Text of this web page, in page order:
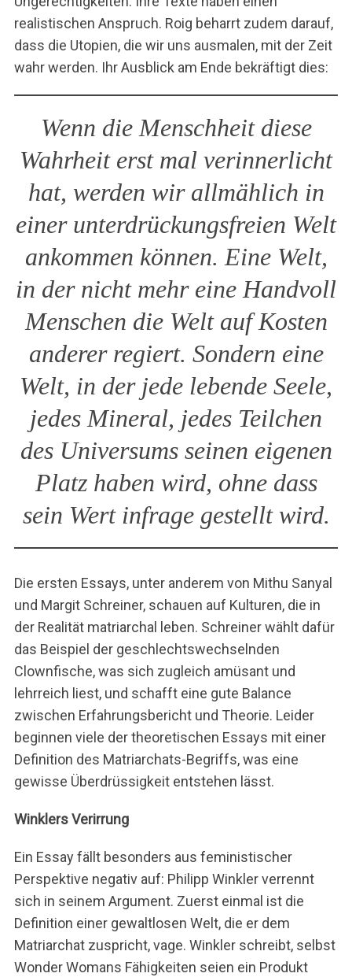
realistischen Anspruch. Roig beharrt zudem darauf,
dass die Utopien, die wir uns ausmalen, mit der Zeit
wahr werden. Ihr Ausblick am Ende bekräftigt dies:
Wenn die Menschheit diese
Wahrheit erst mal verinnerlicht
hat, werden wir allmählich in
einer unterdrückungsfreien Welt
ankommen können. Eine Welt,
in der nicht mehr eine Handvoll
Menschen die Welt auf Kosten
anderer regiert. Sondern eine
Welt, in der jede lebende Seele,
jedes Mineral, jedes Teilchen
des Universums seinen eigenen
Platz haben wird, ohne dass
sein Wert infrage gestellt wird.
Die ersten Essays, unter anderem von Mithu Sanyal
und Margit Schreiner, schauen auf Kulturen, die in
der Realität matriarchal leben. Schreiner wählt dafür
das Beispiel der geschlechtswechselnden
Clownfische, was sich zugleich amüsant und
lehrreich liest, und schafft eine gute Balance
zwischen Erfahrungsbericht und Theorie. Leider
beginnen viele der theoretischen Essays mit einer
Definition des Matriarchats-Begriffs, was eine
gewisse Überdrüssigkeit entstehen lässt.
Winklers Verirrung
Ein Essay fällt besonders aus feministischer
Perspektive negativ auf: Philipp Winkler verrennt
sich in seinem Argument. Zuerst einmal ist die
Definition einer gewaltlosen Welt, die er dem
Matriarchat zuspricht, vage. Winkler schreibt, selbst
Wonder Womans Fähigkeiten seien ein Produkt
u
h
e
n
a
c